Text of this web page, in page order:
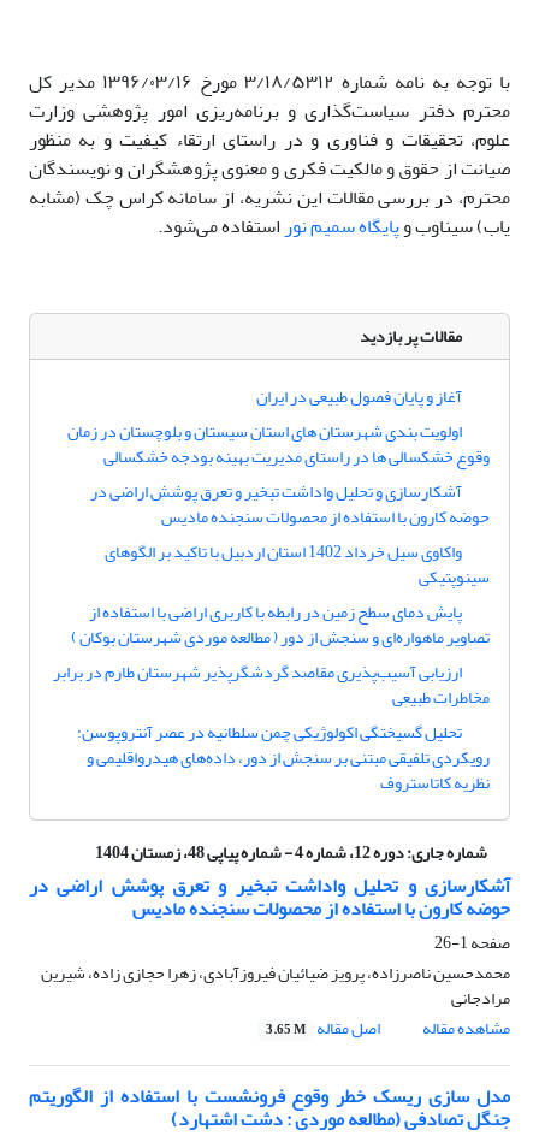
با توجه به نامه شماره ۳/۱۸/۵۳۱۲ مورخ ۱۳۹۶/۰۳/۱۶ مدیر کل
محترم دفتر سیاست‌گذاری و برنامه‌ریزی امور پژوهشی وزارت
علوم، تحقیقات و فناوری و در راستای ارتقاء کیفیت و به منظور
صیانت از حقوق و مالکیت فکری و معنوی پژوهشگران و نویسندگان
محترم، در بررسی مقالات این نشریه، از سامانه کراس چک (مشابه
یاب) سیناوب وپایگاه سمیم نور استفاده می‌شود.
مقالات پر بازدید
آغاز و پایان فصول طبیعی در ایران
اولویت بندی شهرستان های استان سیستان و بلوچستان در زمان
وقوع خشکسالی ها در راستای مدیریت بهینه بودجه خشکسالی
آشکارسازی و تحلیل واداشت تبخیر و تعرق پوشش اراضی در
حوضه کارون با استفاده از محصولات سنجنده مادیس
واکاوی سیل خرداد 1402 استان اردبیل با تاکید بر الگوهای
سینوپتیکی
پایش دمای سطح زمین در رابطه با کاربری اراضی با استفاده از
تصاویر ماهواره‌ای و سنجش از دور ( مطالعه موردی شهرستان بوکان )
ارزیابی آسیب‌‌پذیری مقاصد گردشگرپذیر شهرستان طارم در برابر
مخاطرات طبیعی
تحلیل گسیختگی اکولوژیکی چمن سلطانیه در عصر آنتروپوسن:
رویکردی تلفیقی مبتنی بر سنجش از دور، داده‌های هیدرواقلیمی و
نظریه کاتاستروف
شماره جاری:دوره 12، شماره 4 - شماره پیاپی 48، زمستان 1404
آشکارسازی و تحلیل واداشت تبخیر و تعرق پوشش اراضی در
حوضه کارون با استفاده از محصولات سنجنده مادیس
صفحه1-26
محمدحسین ناصرزاده، پرویز ضیائیان فیروزآبادی، زهرا حجازی زاده، شیرین
مرادجانی
مشاهده مقاله
اصل مقاله 3.65 M
مدل سازی ریسک خطر وقوع فرونشست با استفاده از الگوریتم
جنگل تصادفی (مطالعه موردی : دشت اشتهارد)